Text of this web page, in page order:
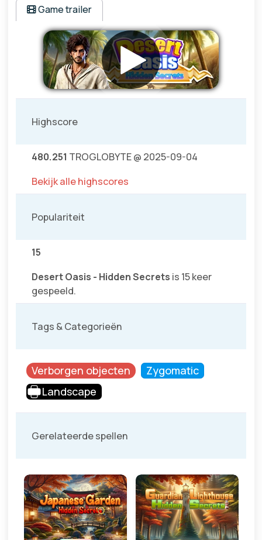
Game trailer
Highscore
480.251 TROGLOBYTE @ 2025-09-04
Bekijk alle highscores
Populariteit
15
Desert Oasis - Hidden Secrets is 15 keer
gespeeld.
Tags & Categorieën
Verborgen objecten
Zygomatic
Landscape
Gerelateerde spellen